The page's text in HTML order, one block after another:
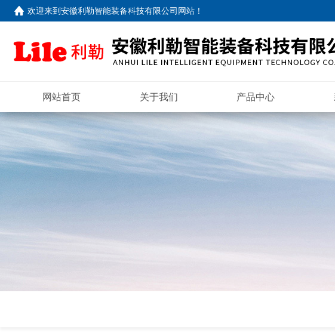
欢迎来到安徽利勒智能装备科技有限公司网站 ！
网站首页 关于我们 产品中心